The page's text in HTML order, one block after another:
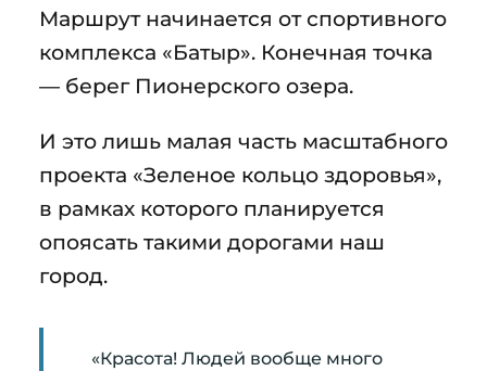
Маршрут начинается от спортивного
комплекса «Батыр». Конечная точка
— берег Пионерского озера.
И это лишь малая часть масштабного
проекта «Зеленое кольцо здоровья»,
в рамках которого планируется
опоясать такими дорогами наш
город.
«Красота! Людей вообще много